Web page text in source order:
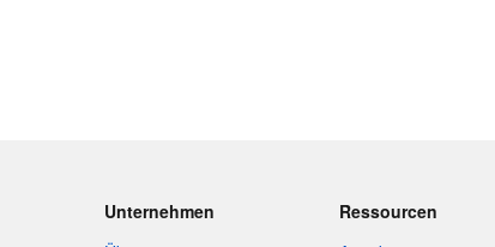
Unternehmen
Ressourcen